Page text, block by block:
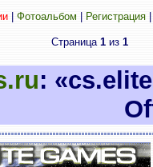
| Фотоальбом Регистрация
Страница 1из 1
: